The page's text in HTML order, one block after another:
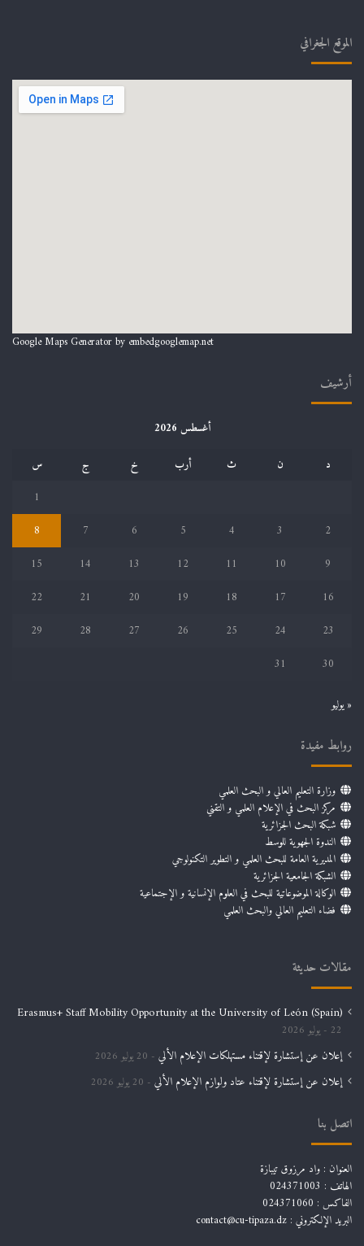
الموقع الجغرافي
Google Maps Generator by embedgooglemap.net
أرشيف
أغسطس 2026
د
ن ث أرب خ ج
س
1
2
3
4
5
6
7
8
9
10
11
12
13
14
15
16
17
18
19
20
21
22
23
24
25
26
27
28
29
30
31
« يوليو
روابط مفيدة
وزارة التعليم العالي و البحث العلمي
مركز البحث في الإعلام العلمي و التقني
شبكة البحث الجزائرية
الندوة الجهوية للوسط
المديرية العامة للبحث العلمي و التطوير التكنولوجي
الشبكة الجامعية الجزائرية
الوكالة الموضوعاتية للبحث في العلوم الإنسانية و الإجتماعية
فضاء التعليم العالي والبحث العلمي
مقالات حديثة
Erasmus+ Staff Mobility Opportunity at the University of León (Spain)
22 يوليو 2026
إعلان عن إستشارة لإقتناء مستهلكات الإعلام الألي 20 يوليو 2026
إعلان عن إستشارة لإقتناء عتاد ولوازم الإعلام الألي 20 يوليو 2026
اتصل بنا
العنوان : واد مرزوق تيبازة
الهاتف : 024371003
الفاكس : 024371060
البريد الإلكتروني : contact@cu-tipaza.dz